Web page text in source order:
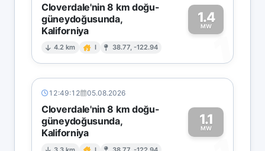
Cloverdale'nin 8 km doğu-
güneydoğusunda,
Kaliforniya
4.2 km I 38.77, -122.94
1.4
MW
1
12:49:12 05.08.2026
Cloverdale'nin 8 km doğu-
güneydoğusunda,
Kaliforniya
1.1
MW